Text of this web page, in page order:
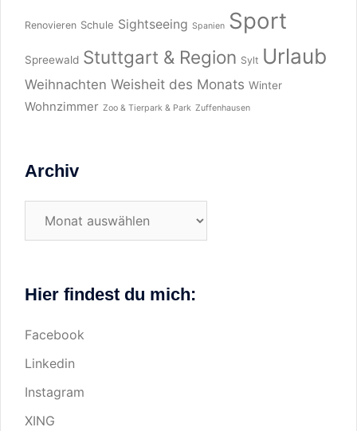
Renovieren Schule Sightseeing Spanien Sport
Spreewald Stuttgart & Region Sylt Urlaub
Weihnachten Weisheit des Monats Winter
Wohnzimmer Zoo & Tierpark & Park Zuffenhausen
Archiv
Hier findest du mich:
Facebook
Linkedin
Instagram
XING